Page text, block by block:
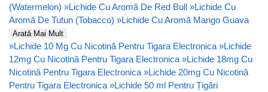
(Watermelon) »Lichide Cu Aromă De Red Bull »Lichide Cu
Aromă De Tutun (Tobacco) »Lichide Cu Aromă Mango Guava
Arată Mai Mult
»Lichide 10 Mg Cu Nicotină Pentru Tigara Electronica »Lichide
12mg Cu Nicotină Pentru Tigara Electronica »Lichide 18mg Cu
Nicotină Pentru Tigara Electronica »Lichide 20mg Cu Nicotină
Pentru Tigara Electronica »Lichide 50 ml Pentru Țigări